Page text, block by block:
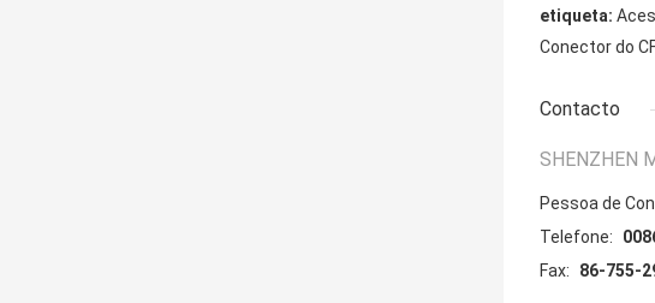
etiqueta:
Conector do
Contacto
SHENZHEN
Pessoa de
Telefone:
Fax:
86-755-